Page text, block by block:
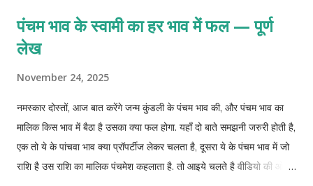
पंचम भाव के स्वामी का हर भाव में फल — पूर्ण
लेख
November 24, 2025
नमस्कार दोस्तों, आज बात करेंगे जन्म कुंडली के पंचम भाव की, और पंचम भाव का
मालिक किस भाव में बैठा है उसका क्या फल होगा. यहाँ दो बाते समझनी जरुरी होती है,
एक तो ये के पांचवा भाव क्या प्रॉपर्टीज लेकर चलता है, दूसरा ये के पंचम भाव में जो
राशि है उस राशि का मालिक पंचमेश कहलाता है. तो आइये चलते है वीडियो की ओर